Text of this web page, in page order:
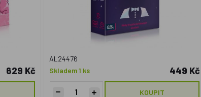
629 Kč
AL24476
Skladem 1 ks
449 Kč
KOUPIT